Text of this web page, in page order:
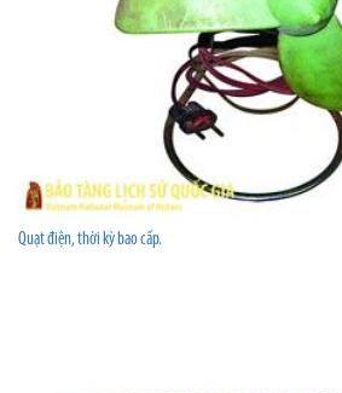
Quạt điện, thời kỳ bao cấp.